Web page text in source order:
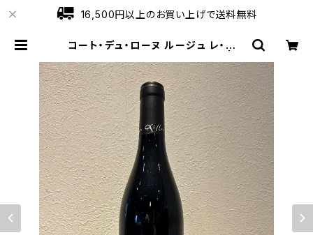
16,500円以上のお買い上げで送料無料
コート・デュ・ローヌ ルージュ レ・クオ
インショップローブ